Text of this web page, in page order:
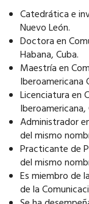
Catedrática e
Nuevo León.
Doctora en
Habana, Cuba.
Maestría en
Iberoamericana
Licenciatura en
Administrador
del mismo
Practicante de
del mismo
Es miembro de
de la